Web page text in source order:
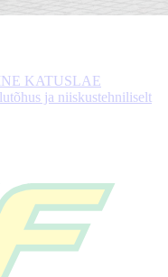
KATUSLAE
ja niiskustehniliselt